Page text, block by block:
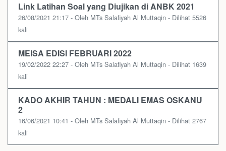
Link Latihan Soal yang Diujikan di ANBK 2021
26/08/2021 21:17 - Oleh MTs Salafiyah Al Muttaqin - Dilihat 5526
kali
MEISA EDISI FEBRUARI 2022
19/02/2022 22:27 - Oleh MTs Salafiyah Al Muttaqin - Dilihat 1639
kali
KADO AKHIR TAHUN : MEDALI EMAS OSKANU
2
16/06/2021 10:41 - Oleh MTs Salafiyah Al Muttaqin - Dilihat 2767
kali